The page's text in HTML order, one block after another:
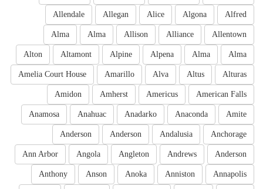
Alfred
Algona
Alice
Allegan
Allendale
Allentown
Alliance
Allison
Alma
Alma
Alma
Alma
Alpena
Alpine
Altamont
Alton
Alturas
Altus
Alva
Amarillo
Amelia Court House
American Falls
Americus
Amherst
Amidon
Amite
Anaconda
Anadarko
Anahuac
Anamosa
Anchorage
Andalusia
Anderson
Anderson
Anderson
Andrews
Angleton
Angola
Ann Arbor
Annapolis
Anniston
Anoka
Anson
Anthony